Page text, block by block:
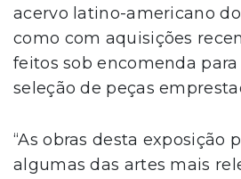
acervo latino-americano
como com aquisições
feitos sob encomenda
seleção de peças
“As obras desta exposição
algumas das artes mais